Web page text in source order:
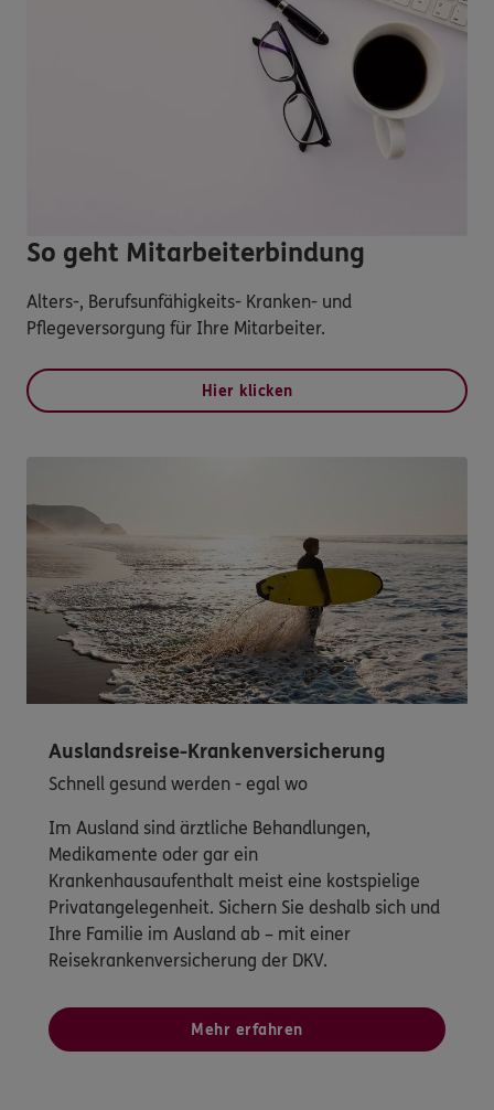
So geht Mitarbeiterbindung
Alters-, Berufsunfähigkeits- Kranken- und
Pflegeversorgung für Ihre Mitarbeiter.
Hier klicken
Auslandsreise-Krankenversicherung
Schnell gesund werden - egal wo
Im Ausland sind ärztliche Behandlungen,
Medikamente oder gar ein
Krankenhausaufenthalt meist eine kostspielige
Privatangelegenheit. Sichern Sie deshalb sich und
Ihre Familie im Ausland ab – mit einer
Reisekrankenversicherung der DKV.
Mehr erfahren